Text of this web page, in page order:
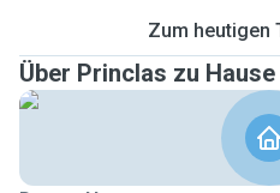
Zum heutigen
Über Princlas zu Hause